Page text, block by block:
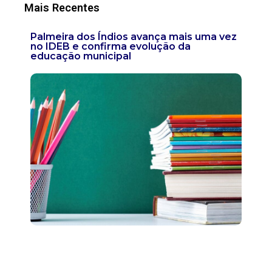
Mais Recentes
Palmeira dos Índios avança mais uma vez
no IDEB e confirma evolução da
educação municipal